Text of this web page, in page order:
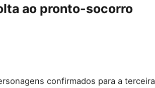
ao pronto-socorro
confirmados para a terceira